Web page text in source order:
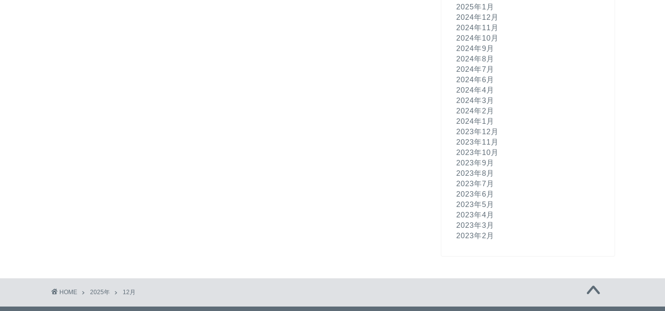
2025年1月
2024年12月
2024年11月
2024年10月
2024年9月
2024年8月
2024年7月
2024年6月
2024年4月
2024年3月
2024年2月
2024年1月
2023年12月
2023年11月
2023年10月
2023年9月
2023年8月
2023年7月
2023年6月
2023年5月
2023年4月
2023年3月
2023年2月
HOME 2025年 12月